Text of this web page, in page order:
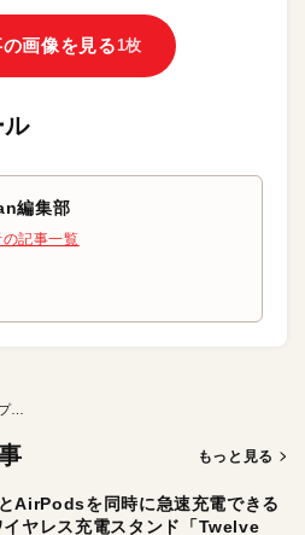
画像を見る1枚
ル
編集部
記事一覧
もっと見る
AirPodsを同時に急速充電できる
ヤレス充電スタンド「Twelve